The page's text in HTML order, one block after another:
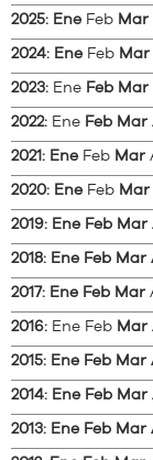
2025: Ene Feb Mar
2024: Ene Feb Mar
2023: Ene Feb Mar
2022: Ene Feb Mar
2021: Ene Feb Mar
2020: Ene Feb Mar
2019: Ene Feb Mar
2018: Ene Feb Mar
2017: Ene Feb Mar
2016: Ene Feb Mar
2015: Ene Feb Mar
2014: Ene Feb Mar
2013: Ene Feb Mar